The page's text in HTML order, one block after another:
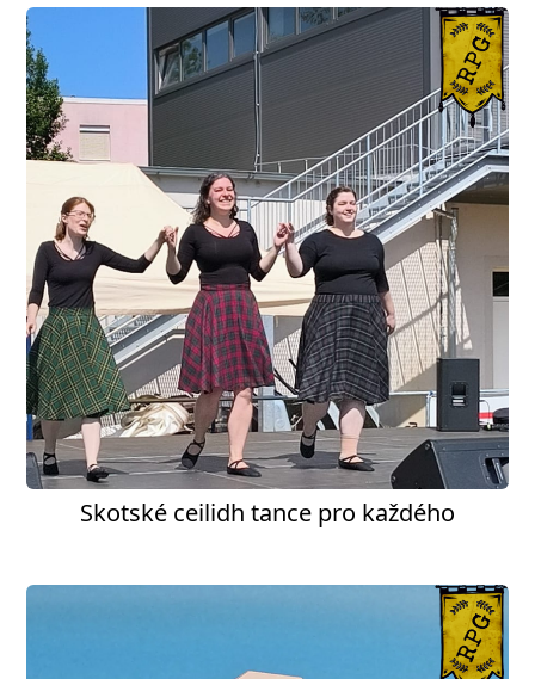
Skotské ceilidh tance pro každého